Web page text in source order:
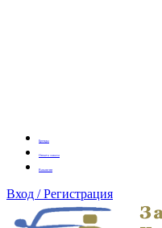
Бренды
Оплата заказа
Вакансии
Вход / Регистрация